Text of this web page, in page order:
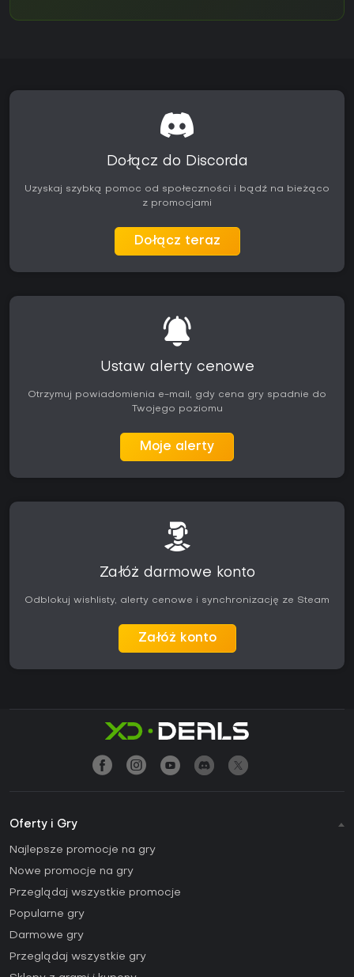
Dołącz do Discorda
Uzyskaj szybką pomoc od społeczności i bądź na bieżąco
z promocjami
Dołącz teraz
Ustaw alerty cenowe
Otrzymuj powiadomienia e-mail, gdy cena gry spadnie do
Twojego poziomu
Moje alerty
Załóż darmowe konto
Odblokuj wishlisty, alerty cenowe i synchronizację ze Steam
Załóż konto
Oferty i Gry
Najlepsze promocje na gry
Nowe promocje na gry
Przeglądaj wszystkie promocje
Popularne gry
Darmowe gry
Przeglądaj wszystkie gry